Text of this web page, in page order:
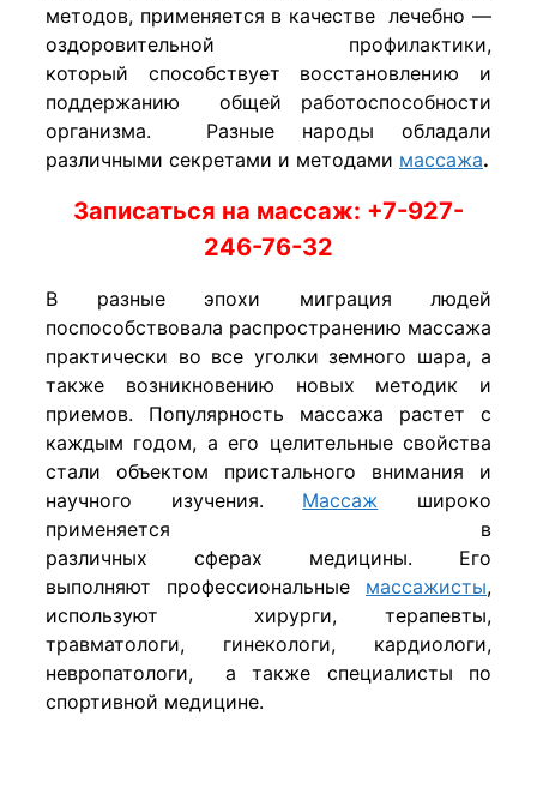
методов, применяется в качестве лечебно —
оздоровительной профилактики,
который способствует восстановлению и
поддержанию общей работоспособности
организма. Разные народы обладали
различными секретами и методами массажа.
Записаться на массаж: +7-927-
246-76-32
В разные эпохи миграция людей
поспособствовала распространению массажа
практически во все уголки земного шара, а
также возникновению новых методик и
приемов. Популярность массажа растет с
каждым годом, а его целительные свойства
стали объектом пристального внимания и
научного изучения. Массаж широко
применяется в
различных сферах медицины. Его
выполняют профессиональные массажисты,
используют хирурги, терапевты,
травматологи, гинекологи, кардиологи,
невропатологи, а также специалисты по
спортивной медицине.